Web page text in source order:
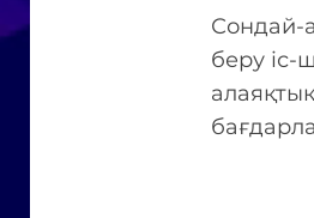
Сондай-
беру іс-